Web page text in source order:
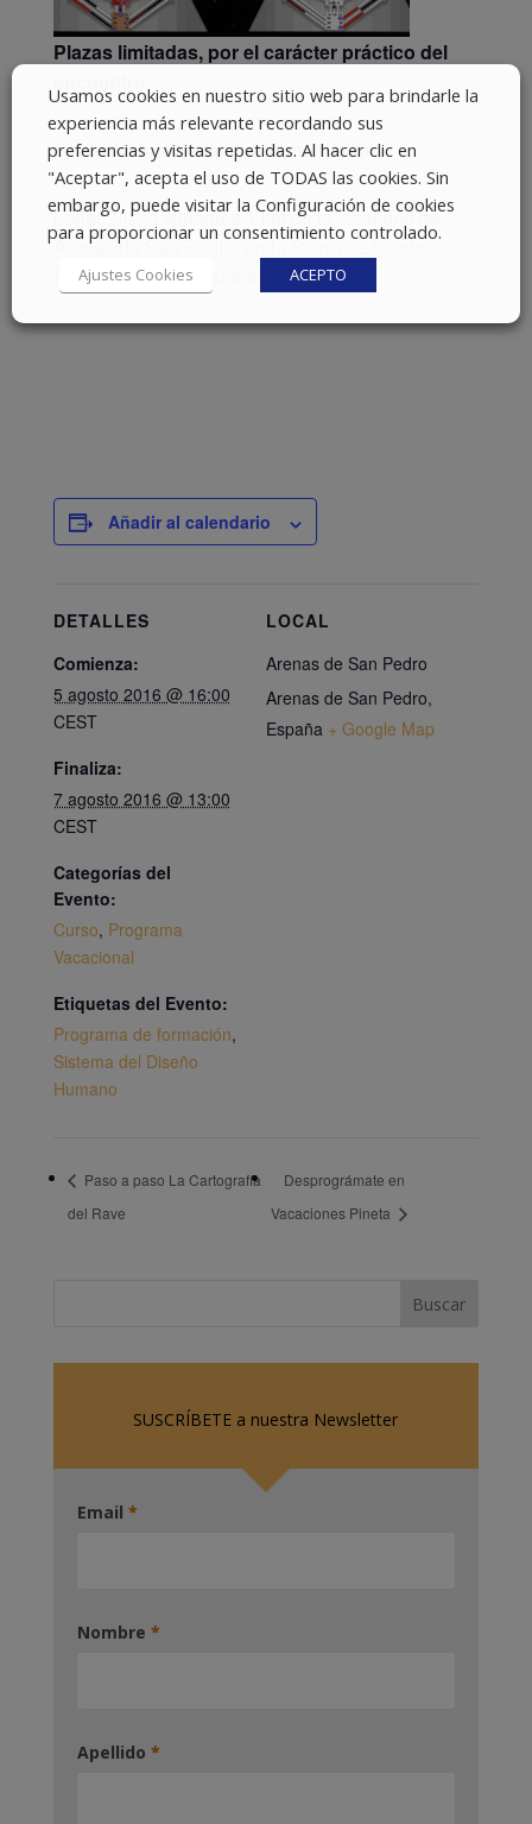
Plazas limitadas, por el carácter práctico del
Contacto:info@sistemahumano.com
Lugar: Finca situada a 1 km de la localidad de
Arenas de San Pedro, en la Sierra de Gredos.
Posibilidad de alojamiento y P.C.
Añadir al calendario
DETALLES
Comienza:
5 agosto 2016 @ 16:00
CEST
Finaliza:
7 agosto 2016 @ 13:00
CEST
Categorías del
Evento:
Curso, Programa
Vacacional
Etiquetas del Evento:
Programa de formación,
Sistema del Diseño
Humano
LOCAL
Arenas de San Pedro
Arenas de San Pedro,
España + Google Map
Paso a paso La Cartografía
del Rave
Desprográmate en
Vacaciones Pineta
SUSCRÍBETE a nuestra Newsletter
Email *
Nombre *
Apellido *
Usamos cookies en nuestro sitio web para brindarle la
experiencia más relevante recordando sus
preferencias y visitas repetidas. Al hacer clic en
"Aceptar", acepta el uso de TODAS las cookies. Sin
embargo, puede visitar la Configuración de cookies
para proporcionar un consentimiento controlado.
Ajustes Cookies ACEPTO